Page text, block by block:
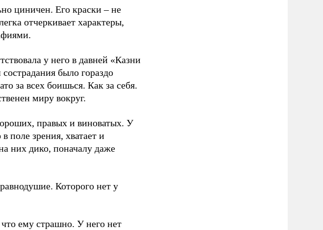
циничен. Его краски – не
отчеркивает характеры,
у него в давней «Казни
было гораздо
за всех боишься. Как за себя.
миру вокруг.
правых и виноватых. У
поле зрения, хватает и
них дико, поначалу даже
Которого нет у
ему страшно. У него нет